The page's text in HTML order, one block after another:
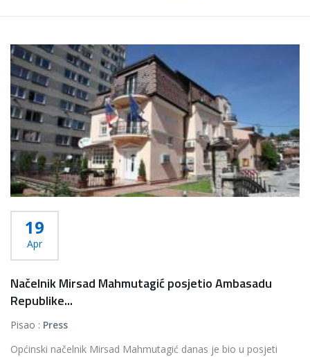
19
Apr
Načelnik Mirsad Mahmutagić posjetio Ambasadu
Republike...
Pisao : Press
Općinski načelnik Mirsad Mahmutagić danas je bio u posjeti